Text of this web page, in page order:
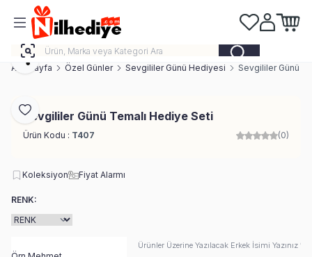
Favorilerim
Hesabım
Ana Sayfa Özel Günler Sevgililer Günü Hediyesi Sevgililer Günü
Favoriye Ekle
Paylaş
Sevgililer Günü Temalı Hediye Seti
Ürün Kodu : T407 (0)
Koleksiyon Fiyat Alarmı
RENK:
Ürünler Üzerine Yazılacak Erkek İsimi Yazınız *